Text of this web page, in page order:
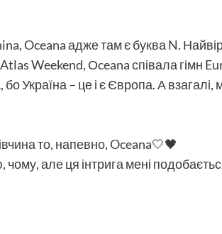
Oceana адже там є буква N.
Atlas Weekend, Оceana співала гімн
Україна – це і є Європа. А взагалі,
то, напевно, Oceana🤍🖤
але ця інтрига мені